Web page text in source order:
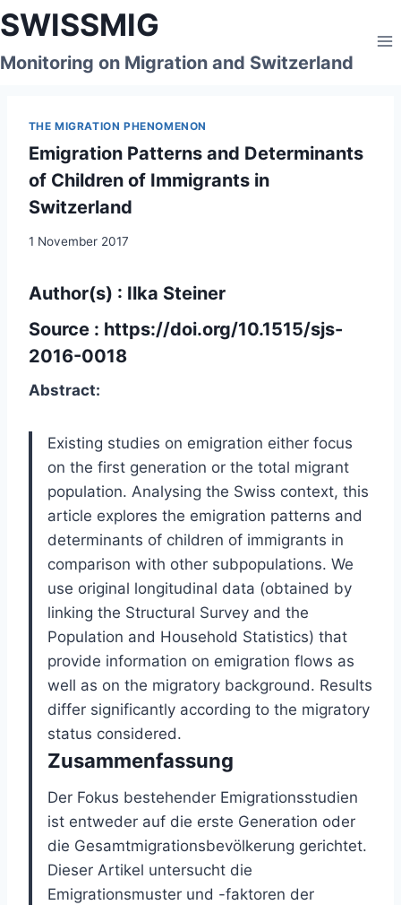
Skip
to
content
SWISSMIG
Monitoring on Migration and Switzerland
THE MIGRATION PHENOMENON
Emigration Patterns and Determinants
of Children of Immigrants in
Switzerland
1 November 2017
Author(s) : Ilka Steiner
Source : https://doi.org/10.1515/sjs-
2016-0018
Abstract:
Existing studies on emigration either focus
on the first generation or the total migrant
population. Analysing the Swiss context, this
article explores the emigration patterns and
determinants of children of immigrants in
comparison with other subpopulations. We
use original longitudinal data (obtained by
linking the Structural Survey and the
Population and Household Statistics) that
provide information on emigration flows as
well as on the migratory background. Results
differ significantly according to the migratory
status considered.
Zusammenfassung
Der Fokus bestehender Emigrationsstudien
ist entweder auf die erste Generation oder
die Gesamtmigrationsbevölkerung gerichtet.
Dieser Artikel untersucht die
Emigrationsmuster und -faktoren der